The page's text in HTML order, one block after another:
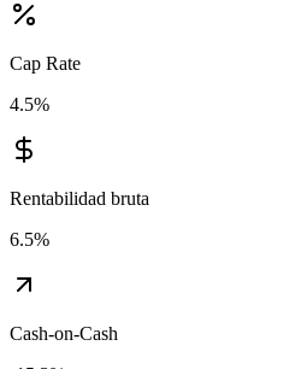
Cap Rate
4.5%
Rentabilidad bruta
6.5%
Cash-on-Cash